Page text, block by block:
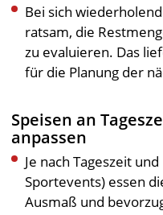
Bei sich
ratsam, die
zu evaluieren. Das
für die Planung der
Speisen an
anpassen
Je nach Tageszeit
Sportevents) essen
Ausmaß und